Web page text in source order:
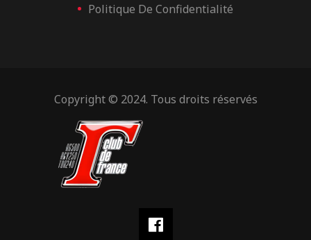
Politique De Confidentialité
Copyright © 2024. Tous droits réservés